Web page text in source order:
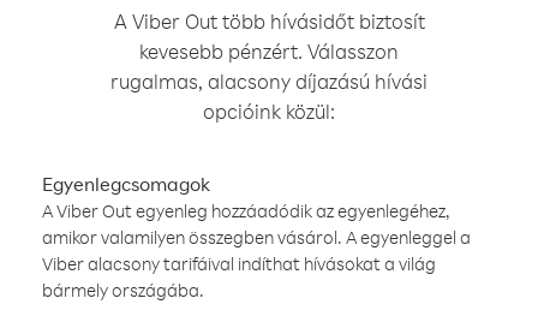
A Viber Out több hívásidőt biztosít
kevesebb pénzért. Válasszon
rugalmas, alacsony díjazású hívási
opcióink közül:
Egyenlegcsomagok
A Viber Out egyenleg hozzáadódik az egyenlegéhez,
amikor valamilyen összegben vásárol. A egyenleggel a
Viber alacsony tarifáival indíthat hívásokat a világ
bármely országába.